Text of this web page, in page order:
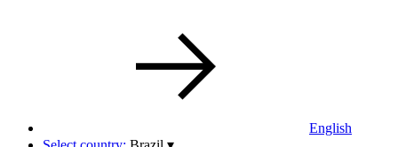
English